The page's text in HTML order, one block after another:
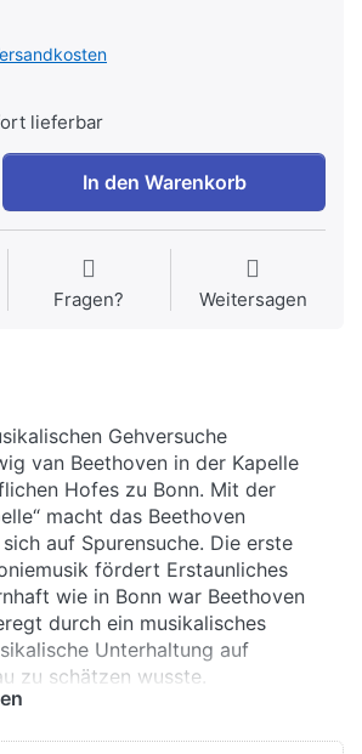
lieferbar
In den Warenkorb
Fragen? Weitersagen
Gehversuche
van Beethoven in der Kapelle
Hofes zu Bonn. Mit der
macht das Beethoven
auf Spurensuche. Die erste
fördert Erstaunliches
wie in Bonn war Beethoven
durch ein musikalisches
Unterhaltung auf
zu schätzen wusste.